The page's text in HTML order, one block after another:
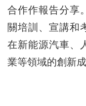
合作作報告分享
關培訓、宣講和
在新能源汽車、
業等領域的創新